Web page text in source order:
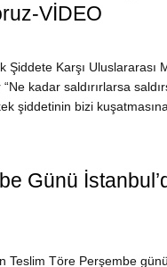
VİDEO
Şiddete Karşı
kadar saldırırlarsa
şiddetinin bizi
Günü
Teslim Töre Perşembe